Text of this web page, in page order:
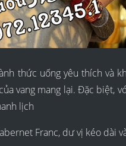
thức uống yêu thích
vang mang lại. Đặc biệt,
lịch
Franc, dư vị kéo dài